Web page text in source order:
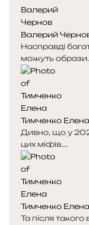
Валерий
Насправді
можуть
Тимченко Елена
Дивно, що у
цих міфів....
Тимченко Елена
Та після